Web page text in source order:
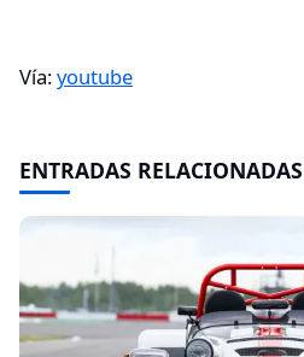
Vía:youtube
ENTRADAS RELACIONADAS